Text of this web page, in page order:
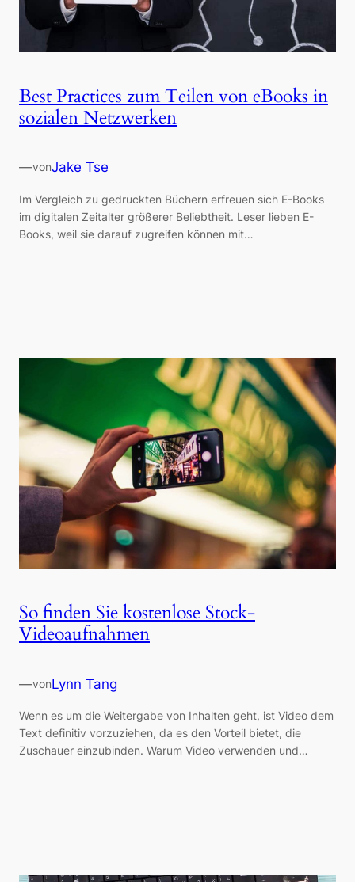
Best Practices zum Teilen von eBooks in
sozialen Netzwerken
—vonJake Tse
Im Vergleich zu gedruckten Büchern erfreuen sich E-Books
im digitalen Zeitalter größerer Beliebtheit. Leser lieben E-
Books, weil sie darauf zugreifen können mit…
So finden Sie kostenlose Stock-
Videoaufnahmen
—vonLynn Tang
Wenn es um die Weitergabe von Inhalten geht, ist Video dem
Text definitiv vorzuziehen, da es den Vorteil bietet, die
Zuschauer einzubinden. Warum Video verwenden und…